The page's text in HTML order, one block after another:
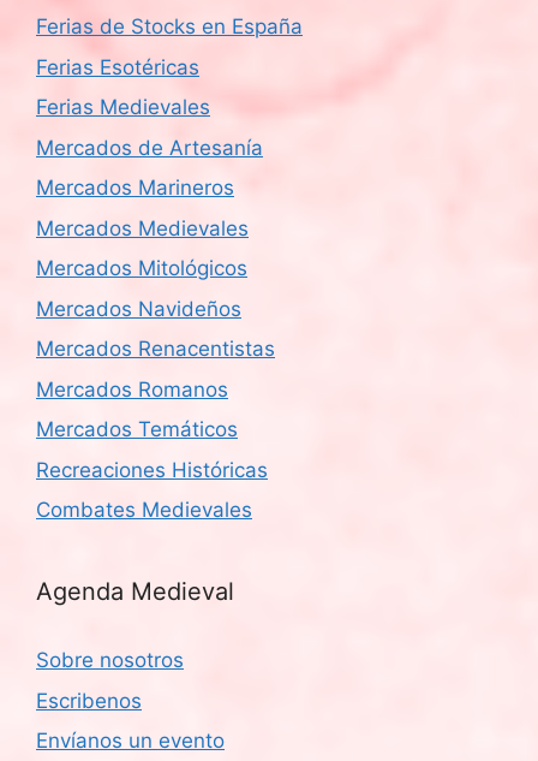
Ferias de Stocks en España
Ferias Esotéricas
Ferias Medievales
Mercados de Artesanía
Mercados Marineros
Mercados Medievales
Mercados Mitológicos
Mercados Navideños
Mercados Renacentistas
Mercados Romanos
Mercados Temáticos
Recreaciones Históricas
Combates Medievales
Agenda Medieval
Sobre nosotros
Escribenos
Envíanos un evento